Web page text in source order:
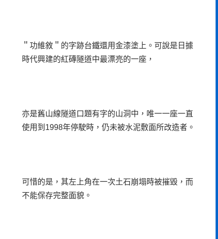
＂功維敘＂的字跡台鐵還用金漆塗上。可說是日據
時代興建的紅磚隧道中最漂亮的一座，
亦是舊山線隧道口題有字的山洞中，唯一一座一直
使用到1998年停駛時，仍未被水泥敷面所改造者。
可惜的是，其左上角在一次土石崩塌時被摧毀，而
不能保存完整面貌。